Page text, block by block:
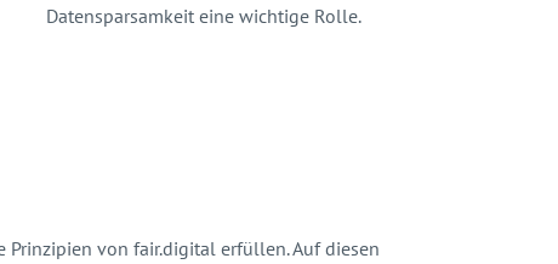
Datensparsamkeit eine wichtige Rolle.
Prinzipien von fair.digital erfüllen. Auf diesen